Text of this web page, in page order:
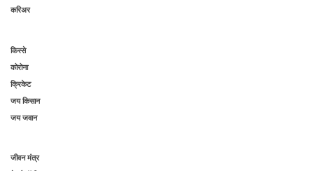
करिअर
किस्से
कोरोना
क्रिकेट
जय किसान
जय जवान
जीवन मंत्र